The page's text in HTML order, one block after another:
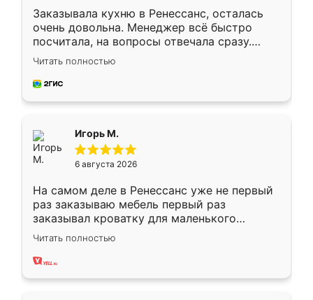
Заказывала кухню в Ренессанс, осталась
очень довольна. Менеджер всё быстро
посчитала, на вопросы отвечала сразу.
Замерщик приехал в субботу, подошёл к
делу со всей ответственностью. Собрали
за день, ребята работали аккуратно, даже
Читать полностью
Игорь М.
6 августа 2026
На самом деле в Ренессанс уже не первый
раз заказываю мебель первый раз
заказывал кроватку для маленького
ребёнка при его рождении ,во второй раз
заказал шкаф-купе. По качеству очень
хорошее сборка достаточно быстрая,
Читать полностью